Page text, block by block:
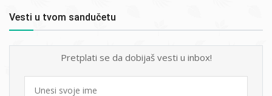
Vesti u tvom sandučetu
Pretplati se da dobijaš vesti u inbox!
First